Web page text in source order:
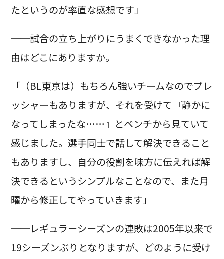
たというのが率直な感想です」
──試合の立ち上がりにうまくできなかった理
由はどこにありますか。
「（BL東京は）もちろん強いチームなのでプレ
ッシャーもありますが、それを受けて『静かに
なってしまったな……』とベンチから見ていて
感じました。選手同士で話して解決できること
もありますし、自分の役割を味方に伝えれば解
決できるというシンプルなことなので、また月
曜から修正してやっていきます」
──レギュラーシーズンの連敗は2005年以来で
19シーズンぶりとなりますが、どのように受け